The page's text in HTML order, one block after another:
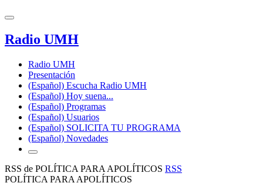
Radio UMH
Radio UMH
Presentación
(Español) Escucha Radio UMH
(Español) Hoy suena...
(Español) Programas
(Español) Usuarios
(Español) SOLICITA TU PROGRAMA
(Español) Novedades
RSS de POLÍTICA PARA APOLÍTICOS RSS
POLÍTICA PARA APOLÍTICOS